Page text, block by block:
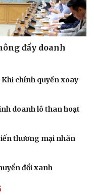
đẩy doanh
chính quyền xoay
doanh lô than hoạt
thương mại nhãn
đổi xanh